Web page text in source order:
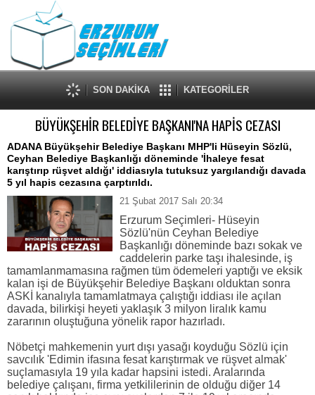
SON DAKİKA KATEGORİLER
BÜYÜKŞEHİR BELEDİYE BAŞKANI'NA HAPİS CEZASI
ADANA Büyükşehir Belediye Başkanı MHP'li Hüseyin Sözlü,
Ceyhan Belediye Başkanlığı döneminde 'İhaleye fesat
karıştırıp rüşvet aldığı' iddiasıyla tutuksuz yargılandığı davada
5 yıl hapis cezasına çarptırıldı.
21 Şubat 2017 Salı 20:34
Erzurum Seçimleri- Hüseyin
Sözlü'nün Ceyhan Belediye
Başkanlığı döneminde bazı sokak ve
caddelerin parke taşı ihalesinde, iş
tamamlanmamasına rağmen tüm ödemeleri yaptığı ve eksik
kalan işi de Büyükşehir Belediye Başkanı olduktan sonra
ASKİ kanalıyla tamamlatmaya çalıştığı iddiası ile açılan
davada, bilirkişi heyeti yaklaşık 3 milyon liralık kamu
zararının oluştuğuna yönelik rapor hazırladı.
Nöbetçi mahkemenin yurt dışı yasağı koyduğu Sözlü için
savcılık 'Edimin ifasına fesat karıştırmak ve rüşvet almak'
suçlamasıyla 19 yıla kadar hapsini istedi. Aralarında
belediye çalışanı, firma yetkililerinin de olduğu diğer 14